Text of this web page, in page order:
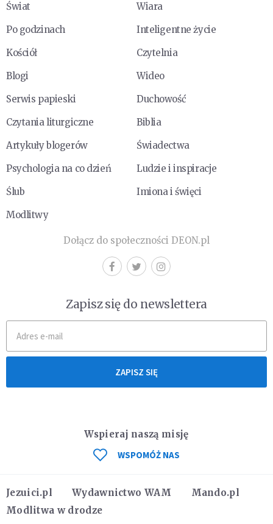
Świat
Wiara
Po godzinach
Inteligentne życie
Kościół
Czytelnia
Blogi
Wideo
Serwis papieski
Duchowość
Czytania liturgiczne
Biblia
Artykuły blogerów
Świadectwa
Psychologia na co dzień
Ludzie i inspiracje
Ślub
Imiona i święci
Modlitwy
Dołącz do społeczności DEON.pl
Zapisz się do newslettera
ZAPISZ SIĘ
Jezuici.pl Wydawnictwo WAM
Mando.pl
Modlitwa w drodze
Wspieraj naszą misję
WSPOMÓŻ NAS